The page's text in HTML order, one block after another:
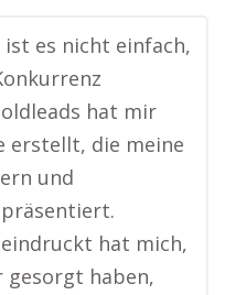
ist es nicht einfach,
hat mir
erstellt, die meine
und
hat mich,
gesorgt haben,